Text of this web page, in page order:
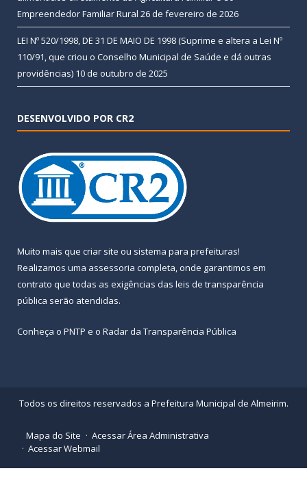
Empreendedor Familiar Rural 26 de fevereiro de 2026
LEI Nº 520/1998, DE 31 DE MAIO DE 1998 (Suprime e altera a Lei Nº
110/91, que criou o Conselho Municipal de Saúde e dá outras
providências) 10 de outubro de 2025
DESENVOLVIDO POR CR2
Muito mais que criar site ou sistema para prefeituras!
Realizamos uma assessoria completa, onde garantimos em
contrato que todas as exigências das leis de transparência
pública serão atendidas.
Conheça o PNTP e o Radar da Transparência Pública
Todos os direitos reservados a Prefeitura Municipal de Almeirim.
Mapa do Site
Acessar Área Administrativa
Acessar Webmail